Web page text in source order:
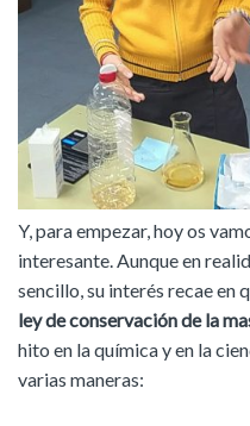
Y, para empezar, hoy os
interesante. Aunque en
sencillo, su interés recae en
ley de conservación de la
hito en la química y en la
varias maneras: